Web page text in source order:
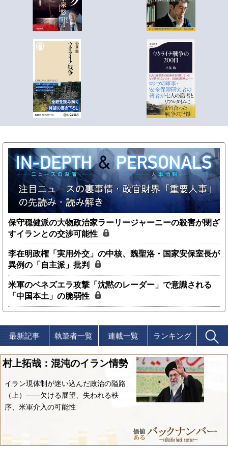
保守穏健派の大物政治家ラーリージャーニーの殺害が閉ざ
すイランとの交渉可能性
李在明政権「実用外交」の中核、魏聖洛・国家安保室長が
異例の「自主派」批判
米軍のベネズエラ攻撃「沈黙のレーダー」で意識される
「中国本土」の脆弱性
最新記事 執筆者一覧 連載一覧 ランキング
村上拓哉：混沌のイラン情勢
イラン現体制が迷い込んだ政治の隘路
（上）――欠ける展望、失われる秩
序、米軍介入の可能性